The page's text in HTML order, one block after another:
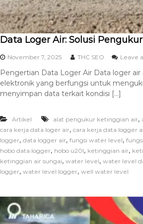
Data Loger Air: Solusi
November 7, 2025 THC SEO Leave
Pengertian Data Loger Air Data loger air
elektronik yang berfungsi untuk
menyimpan data terkait kondisi […]
Artikel alat pengukur ketinggian air,
cara kerja data loger air, cara kerja data logger
logger, data logger air, fungsi water level,
hobo data logger, hobo u20l, ketinggian air,
ketinggian air sungai, water level, water level
logger, water level logger, well water level